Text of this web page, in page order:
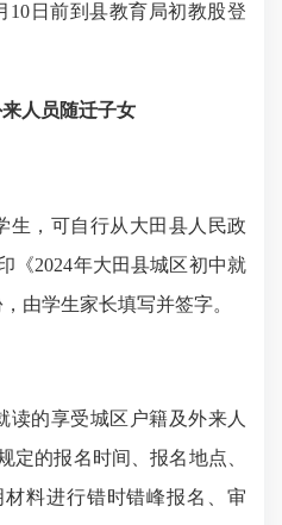
10 日前到县教育局初教股登
人员随迁子女
生，可自行从大田县人民政
《2024年大田县城区初中就
由学生家长填写并签字。
读的享受城区户籍及外来人
定的报名时间、报名地点、
料进行错时错峰报名、审